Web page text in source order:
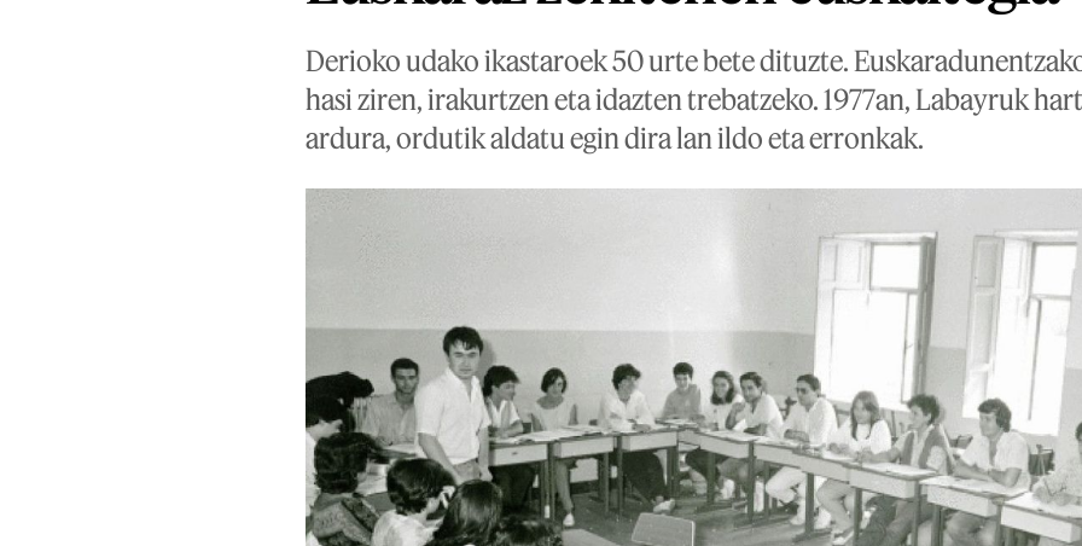
Derioko udako ikastaroek 50 urte bete dituzte.
hasi ziren, irakurtzen eta idazten trebatzeko. 1977an, Labayruk
ardura, ordutik aldatu egin dira lan ildo eta erronkak.